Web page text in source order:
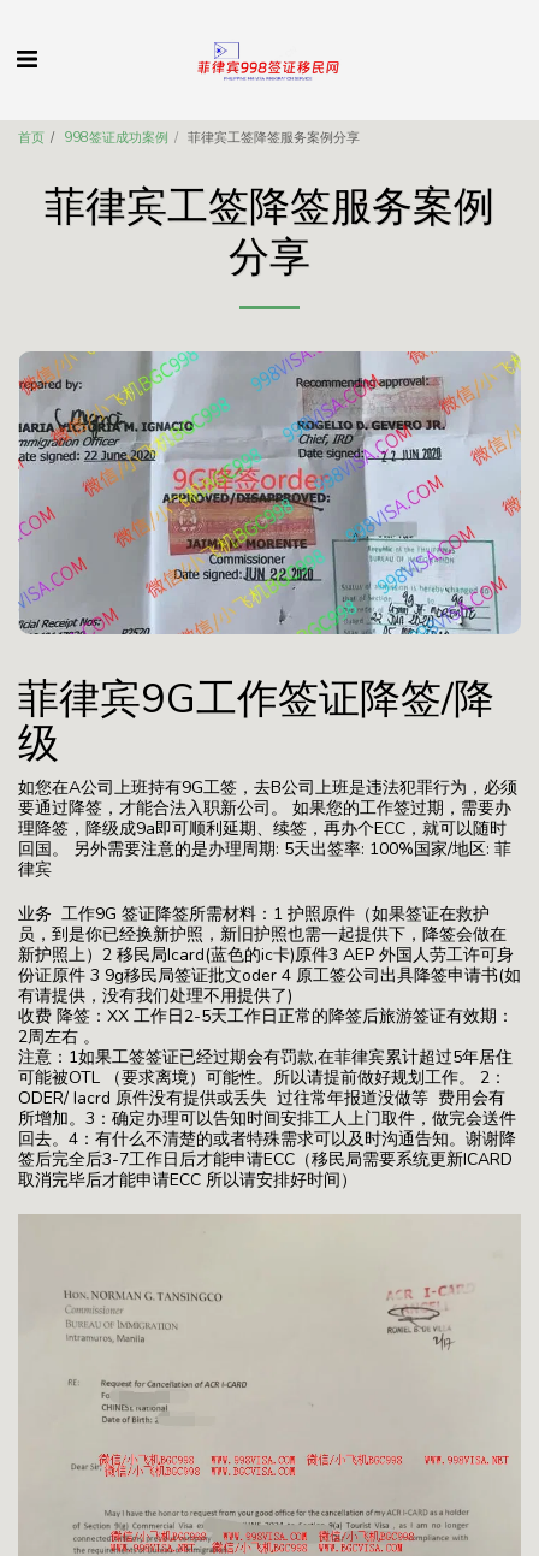
首页 998签证成功案例 菲律宾工签降签服务案例分享
菲律宾工签降签服务案例
分享
菲律宾9G工作签证降签/降
级
如您在A公司上班持有9G工签，去B公司上班是违法犯罪行为，必须
要通过降签，才能合法入职新公司。 如果您的工作签过期，需要办
理降签，降级成9a即可顺利延期、续签，再办个ECC，就可以随时
回国。 另外需要注意的是办理周期: 5天出签率: 100%国家/地区: 菲
律宾
业务 工作9G 签证降签所需材料：1 护照原件（如果签证在救护
员，到是你已经换新护照，新旧护照也需一起提供下，降签会做在
新护照上）2 移民局Icard(蓝色的ic卡)原件3 AEP 外国人劳工许可身
份证原件 3 9g移民局签证批文oder 4 原工签公司出具降签申请书(如
有请提供，没有我们处理不用提供了)
收费 降签：XX 工作日2-5天工作日正常的降签后旅游签证有效期：
2周左右 。
注意：1如果工签签证已经过期会有罚款,在菲律宾累计超过5年居住
可能被OTL （要求离境）可能性。所以请提前做好规划工作。 2：
ODER/ Iacrd 原件没有提供或丢失 过往常年报道没做等 费用会有
所增加。3：确定办理可以告知时间安排工人上门取件，做完会送件
回去。4：有什么不清楚的或者特殊需求可以及时沟通告知。谢谢降
签后完全后3-7工作日后才能申请ECC（移民局需要系统更新ICARD
取消完毕后才能申请ECC 所以请安排好时间）